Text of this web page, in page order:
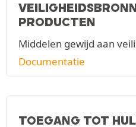
PRODUCTEN
Middelen gewijd aan
Documentatie
TOEGANG TOT